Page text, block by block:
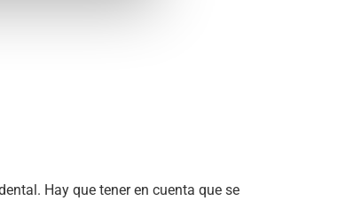
Hay que tener en cuenta que se